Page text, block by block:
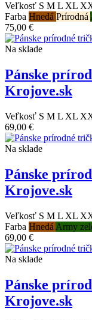
Veľkosť S M L XL
Farba Hnedá Prírodná
75,00 €
Na sklade
Pánske
Krojove.sk
Veľkosť S M L XL
69,00 €
Na sklade
Pánske
Krojove.sk
Veľkosť S M L XL
Farba Hnedá Army
69,00 €
Na sklade
Pánske
Krojove.sk